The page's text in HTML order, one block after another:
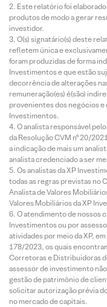
Este relatório foi
produtos de modo a gerar
investidor.
O(s) signatário(s) deste
refletem única e
foram produzidas de forma
Investimentos e que estão
decorrência de alterações
remuneração(es) é(são)
provenientes dos negócios e
Investimentos.
O analista responsável
da Resolução CVM nº 20/
a indicação de mais um
analista credenciado a ser
Os analistas da XP
todas as regras previstas no
Analista de Valores
Valores Mobiliários da XP
O atendimento de nossos
Investimentos ou por
atividades por meio da XP,
178/2023, os quais
Corretoras e Distribuidoras
assessor de investimento
gestão de patrimônio de
solicitar autorização prévia
no mercado de capitais.